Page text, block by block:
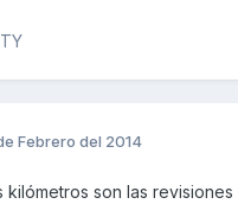
Febrero del 2014
kilómetros son las revisiones